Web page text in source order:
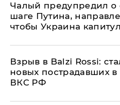
Чалый предупредил
шаге Путина,
чтобы Украина
Взрыв в Balzi Rossi:
новых пострадавших в
ВКС РФ